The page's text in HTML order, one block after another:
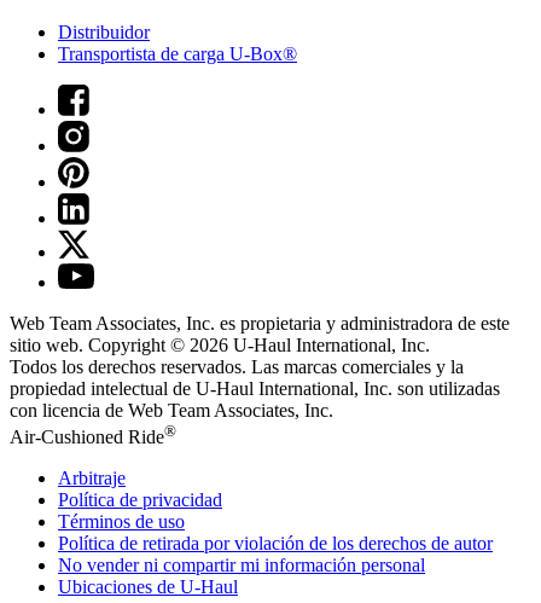
Distribuidor
Transportista de carga U-Box®
Web Team Associates, Inc. es propietaria y administradora de este
sitio web. Copyright © 2026 U-Haul International, Inc.
Todos los derechos reservados. Las marcas comerciales y la
propiedad intelectual de U-Haul International, Inc. son utilizadas
con licencia de Web Team Associates, Inc.
Air-Cushioned Ride®
Arbitraje
Política de privacidad
Términos de uso
Política de retirada por violación de los derechos de autor
No vender ni compartir mi información personal
Ubicaciones de U-Haul